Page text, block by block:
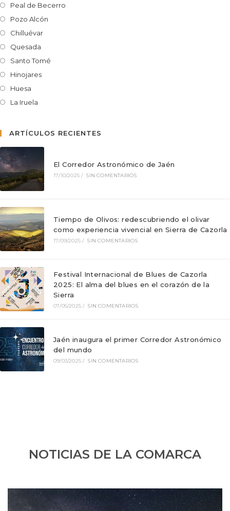
Peal de Becerro
Pozo Alcón
Chilluévar
Quesada
Santo Tomé
Hinojares
Huesa
La Iruela
ARTÍCULOS RECIENTES
El Corredor Astronómico de Jaén
17/10/2025 / SIN COMENTARIOS
Tiempo de Olivos: redescubriendo el olivar
como experiencia vivencial en Sierra de Cazorla
17/09/2025 / SIN COMENTARIOS
Festival Internacional de Blues de Cazorla
2025: El alma del blues en el corazón de la
Sierra
07/05/2025 / SIN COMENTARIOS
Jaén inaugura el primer Corredor Astronómico
del mundo
09/03/2025 / SIN COMENTARIOS
NOTICIAS DE LA COMARCA